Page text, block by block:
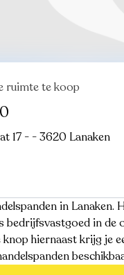
ruimte te koop
17 - - 3620 Lanaken
in Lanaken.
bedrijfsvastgoed in de
knop hiernaast krijg je